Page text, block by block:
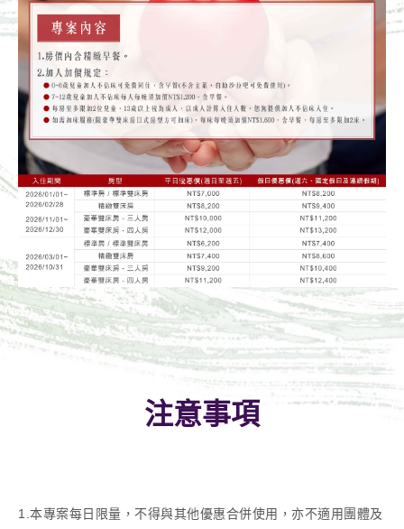
注意事項
1.本專案每日限量，不得與其他優惠合併使用，亦不適用團體及